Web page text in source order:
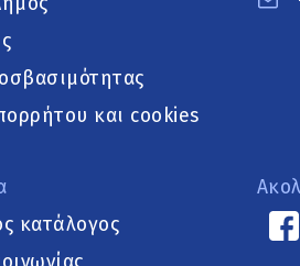
και cookies
κατάλογος